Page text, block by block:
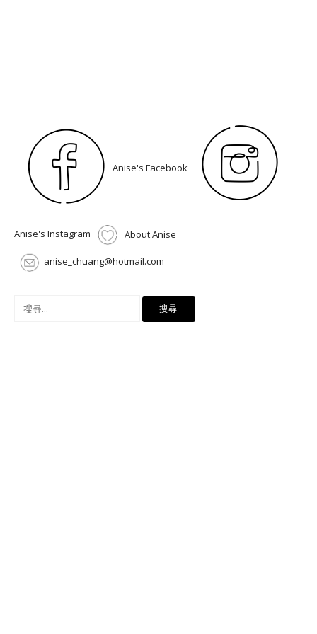
Anise's Facebook
Anise's Instagram About Anise
anise_chuang@hotmail.com